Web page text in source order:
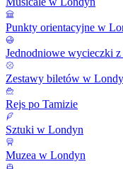
Punkty orientacyjne w
Jednodniowe wycieczki
Zestawy biletów w
Rejs po Tamizie
Sztuki w Londyn
Muzea w Londyn